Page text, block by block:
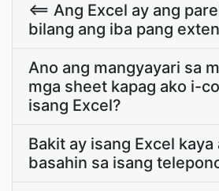
<== Ang Excel ay ang
bilang ang iba pang
Ano ang mangyayari sa
mga sheet kapag ako i-
isang Excel?
Bakit ay isang Excel
basahin sa isang